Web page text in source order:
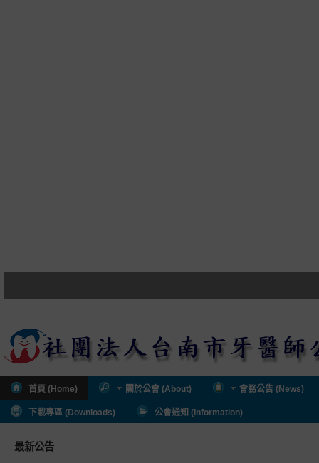
首頁 (Home) 關於公會 (About) 會務公告 (News)
下載專區 (Downloads) 公會通知 (Information)
最新公告